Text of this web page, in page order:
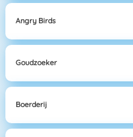
Angry Birds
Goudzoeker
Boerderij